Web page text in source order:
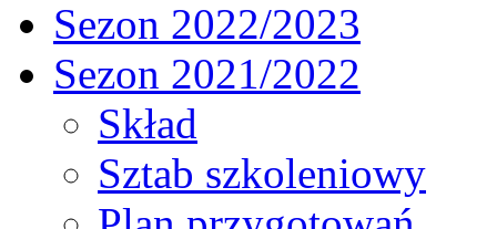
Sezon 2022/2023
Sezon 2021/2022
Skład
Sztab szkoleniowy